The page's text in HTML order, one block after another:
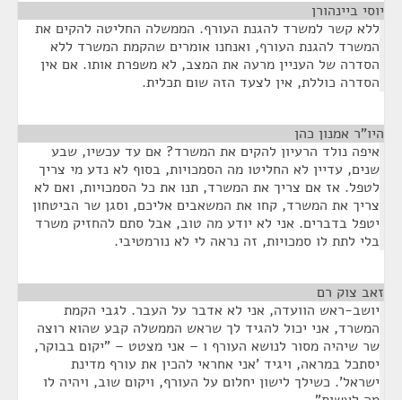
יוסי ביינהורן
ללא קשר למשרד להגנת העורף. הממשלה החליטה להקים את
המשרד להגנת העורף, ואנחנו אומרים שהקמת המשרד ללא
הסדרה של העניין מרעה את המצב, לא משפרת אותו. אם אין
הסדרה כוללת, אין לצעד הזה שום תכלית.
היו"ר אמנון כהן
איפה נולד הרעיון להקים את המשרד? אם עד עכשיו, שבע
שנים, עדיין לא החליטו מה הסמכויות, בסוף לא נדע מי צריך
לטפל. אז אם צריך את המשרד, תנו את כל הסמכויות, ואם לא
צריך את המשרד, קחו את המשאבים אליכם, וסגן שר הביטחון
יטפל בדברים. אני לא יודע מה טוב, אבל סתם להחזיק משרד
בלי לתת לו סמכויות, זה נראה לי לא נורמטיבי.
זאב צוק רם
יושב-ראש הוועדה, אני לא אדבר על העבר. לגבי הקמת
המשרד, אני יכול להגיד לך שראש הממשלה קבע שהוא רוצה
שר שיהיה מסור לנושא העורף ו – אני מצטט – "יקום בבוקר,
יסתכל במראה, ויגיד 'אני אחראי להכין את עורף מדינת
ישראל'. כשילך לישון יחלום על העורף, ויקום שוב, ויהיה לו